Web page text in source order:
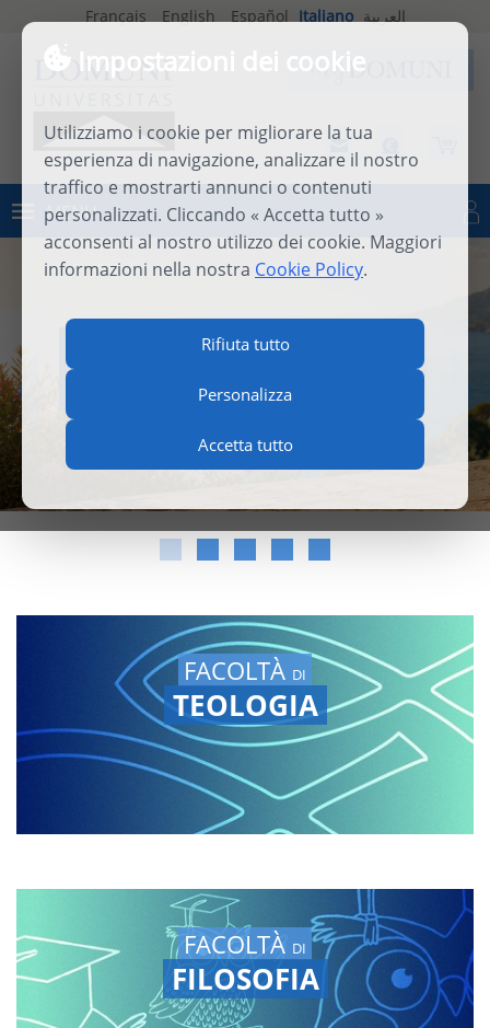
Impostazioni dei cookie
Utilizziamo i cookie per migliorare la tua
esperienza di navigazione, analizzare il nostro
traffico e mostrarti annunci o contenuti
personalizzati. Cliccando « Accetta tutto »
acconsenti al nostro utilizzo dei cookie. Maggiori
informazioni nella nostra Cookie Policy.
Rifiuta tutto
Personalizza
Accetta tutto
Français English Español Italiano العربية
MENU Connettersi
INTERNATIONAL SUMMER
SCHOOL 2026
FACOLTÀ DI
TEOLOGIA
FACOLTÀ DI
FILOSOFIA